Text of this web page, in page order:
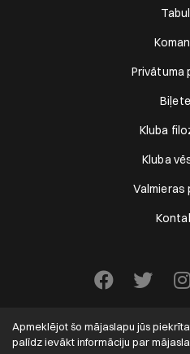
Privātuma
Kluba
Kluba
Valmieras
Apmeklējot šo mājaslapu jūs
palīdz ievākt informāciju par